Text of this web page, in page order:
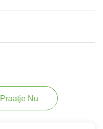
Praatje Nu